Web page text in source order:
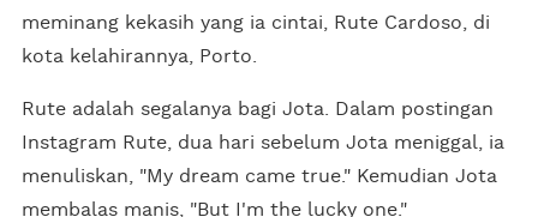
meminang kekasih yang ia cintai, Rute Cardoso, di
kota kelahirannya, Porto.
Rute adalah segalanya bagi Jota. Dalam postingan
Instagram Rute, dua hari sebelum Jota meniggal, ia
menuliskan, "My dream came true." Kemudian Jota
membalas manis, "But I'm the lucky one."